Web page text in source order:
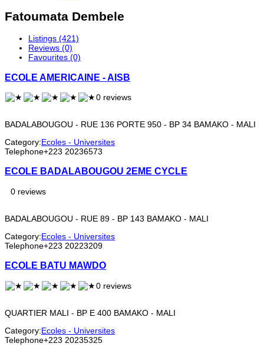
Fatoumata Dembele
Listings (421)
Reviews (0)
Favourites (0)
ECOLE AMERICAINE - AISB
0 reviews
BADALABOUGOU - RUE 136 PORTE 950 - BP 34 BAMAKO - MALI
Category:Ecoles - Universites
Telephone+223 20236573
ECOLE BADALABOUGOU 2EME CYCLE
0 reviews
BADALABOUGOU - RUE 89 - BP 143 BAMAKO - MALI
Category:Ecoles - Universites
Telephone+223 20223209
ECOLE BATU MAWDO
0 reviews
QUARTIER MALI - BP E 400 BAMAKO - MALI
Category:Ecoles - Universites
Telephone+223 20235325